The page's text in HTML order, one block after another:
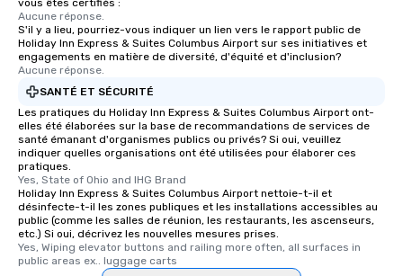
vous êtes certifiés :
Aucune réponse.
S'il y a lieu, pourriez-vous indiquer un lien vers le rapport public de
Holiday Inn Express & Suites Columbus Airport sur ses initiatives et
engagements en matière de diversité, d'équité et d'inclusion?
Aucune réponse.
SANTÉ ET SÉCURITÉ
Les pratiques du Holiday Inn Express & Suites Columbus Airport ont-
elles été élaborées sur la base de recommandations de services de
santé émanant d'organismes publics ou privés? Si oui, veuillez
indiquer quelles organisations ont été utilisées pour élaborer ces
pratiques.
Yes, State of Ohio and IHG Brand
Holiday Inn Express & Suites Columbus Airport nettoie-t-il et
désinfecte-t-il les zones publiques et les installations accessibles au
public (comme les salles de réunion, les restaurants, les ascenseurs,
etc.) Si oui, décrivez les nouvelles mesures prises.
Yes, Wiping elevator buttons and railing more often, all surfaces in
public areas ex.. luggage carts